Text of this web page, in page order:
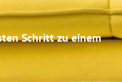
Schritt zu einem